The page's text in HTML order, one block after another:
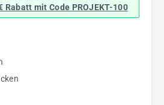
Rabatt mit Code PROJEKT-100